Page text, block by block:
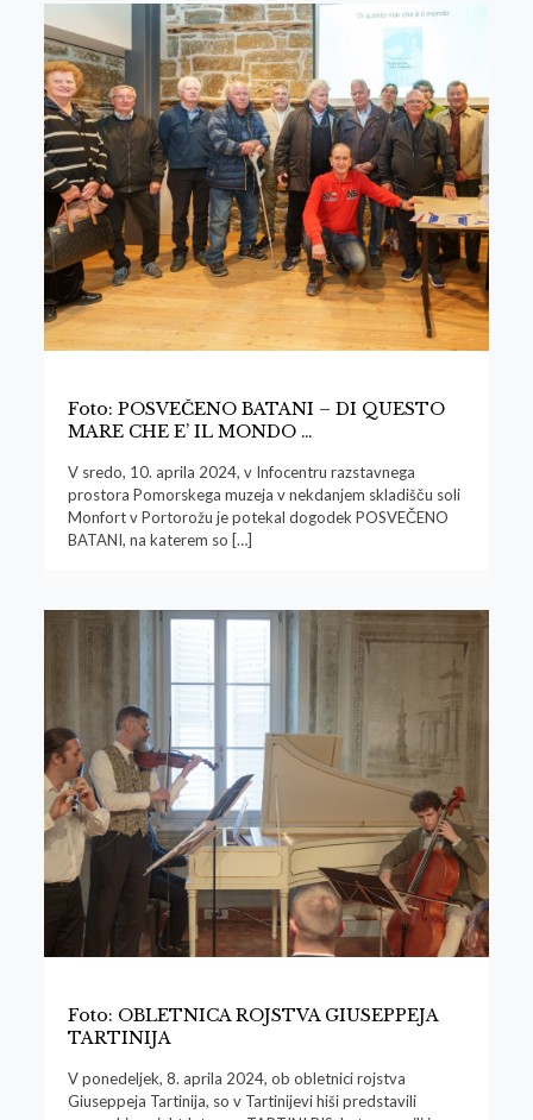
Foto: POSVEČENO BATANI – DI QUESTO
MARE CHE E’ IL MONDO …
V sredo, 10. aprila 2024, v Infocentru razstavnega
prostora Pomorskega muzeja v nekdanjem skladišču soli
Monfort v Portorožu je potekal dogodek POSVEČENO
BATANI, na katerem so […]
Foto: OBLETNICA ROJSTVA GIUSEPPEJA
TARTINIJA
V ponedeljek, 8. aprila 2024, ob obletnici rojstva
Giuseppeja Tartinija, so v Tartinijevi hiši predstavili